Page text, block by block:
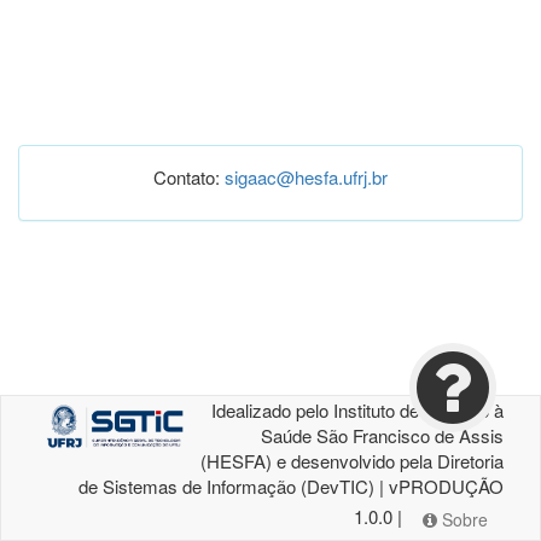
Contato: sigaac@hesfa.ufrj.br
Idealizado pelo Instituto de Atenção à
Saúde São Francisco de Assis
(HESFA) e desenvolvido pela Diretoria
de Sistemas de Informação (DevTIC) | vPRODUÇÃO
1.0.0 |
Sobre